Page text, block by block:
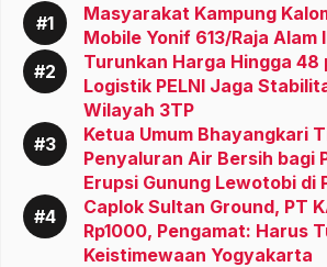
Masyarakat Kampung
Mobile Yonif 613/Raja Alam
Turunkan Harga Hingga 48
Logistik PELNI Jaga
Wilayah 3TP
Ketua Umum Bhayangkari
Penyaluran Air Bersih bagi
Erupsi Gunung Lewotobi di
Caplok Sultan Ground, PT
Rp1000, Pengamat: Harus
Keistimewaan Yogyakarta